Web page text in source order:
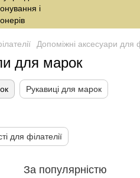
Допоміжні аксесуари для
для марок
Рукавиці для марок
для філателії
За популярністю